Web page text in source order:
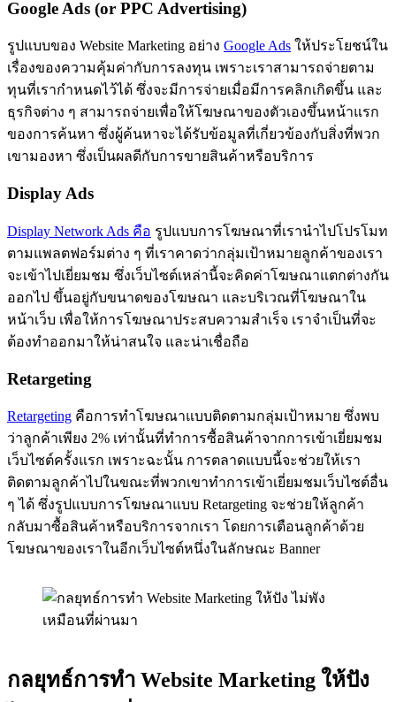
Google Ads (or PPC Advertising)
รูปแบบของ Website Marketing อย่าง Google Ads ให้ประโยชน์ใน
เรื่องของความคุ้มค่ากับการลงทุน เพราะเราสามารถจ่ายตาม
ทุนที่เรากำหนดไว้ได้ ซึ่งจะมีการจ่ายเมื่อมีการคลิกเกิดขึ้น และ
ธุรกิจต่าง ๆ สามารถจ่ายเพื่อให้โฆษณาของตัวเองขึ้นหน้าแรก
ของการค้นหา ซึ่งผู้ค้นหาจะได้รับข้อมูลที่เกี่ยวข้องกับสิ่งที่พวก
เขามองหา ซึ่งเป็นผลดีกับการขายสินค้าหรือบริการ
Display Ads
Display Network Ads คือ รูปแบบการโฆษณาที่เรานำไปโปรโมท
ตามแพลตฟอร์มต่าง ๆ ที่เราคาดว่ากลุ่มเป้าหมายลูกค้าของเรา
จะเข้าไปเยี่ยมชม ซึ่งเว็บไซต์เหล่านี้จะคิดค่าโฆษณาแตกต่างกัน
ออกไป ขึ้นอยู่กับขนาดของโฆษณา และบริเวณที่โฆษณาใน
หน้าเว็บ เพื่อให้การโฆษณาประสบความสำเร็จ เราจำเป็นที่จะ
ต้องทำออกมาให้น่าสนใจ และน่าเชื่อถือ
Retargeting
Retargeting คือการทำโฆษณาแบบติดตามกลุ่มเป้าหมาย ซึ่งพบ
ว่าลูกค้าเพียง 2% เท่านั้นที่ทำการซื้อสินค้าจากการเข้าเยี่ยมชม
เว็บไซต์ครั้งแรก เพราะฉะนั้น การตลาดแบบนี้จะช่วยให้เรา
ติดตามลูกค้าไปในขณะที่พวกเขาทำการเข้าเยี่ยมชมเว็บไซต์อื่น
ๆ ได้ ซึ่งรูปแบบการโฆษณาแบบ Retargeting จะช่วยให้ลูกค้า
กลับมาซื้อสินค้าหรือบริการจากเรา โดยการเตือนลูกค้าด้วย
โฆษณาของเราในอีกเว็บไซต์หนึ่งในลักษณะ Banner
กลยุทธ์การทำ Website Marketing ให้ปัง